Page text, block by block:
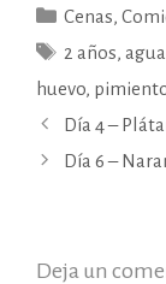
Categorías
Cenas,
Etiquetas
2 años,
huevo,
Día 4 –
Día 6 –
Deja un